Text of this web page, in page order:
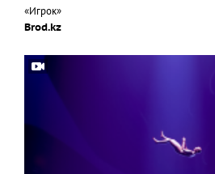
«Игрок»
Brod.kz